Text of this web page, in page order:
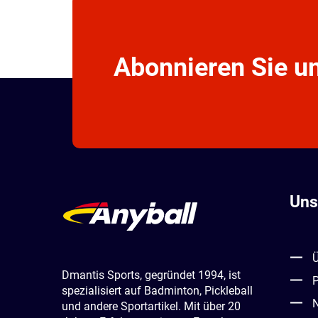
Dmantis Sports, gegründet 1994, ist
spezialisiert auf Badminton, Pickleball
und andere Sportartikel. Mit über 20